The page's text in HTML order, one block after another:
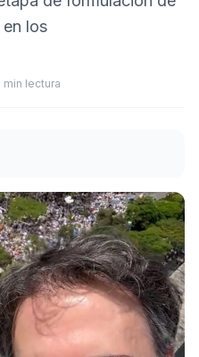
los
min lectura